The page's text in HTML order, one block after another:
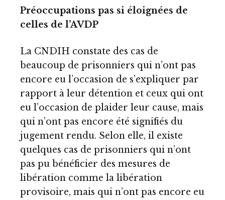
Préoccupations pas si éloignées de
celles de l’AVDP
La CNDIH constate des cas de
beaucoup de prisonniers qui n’ont pas
encore eu l’occasion de s’expliquer par
rapport à leur détention et ceux qui ont
eu l’occasion de plaider leur cause, mais
qui n’ont pas encore été signifiés du
jugement rendu. Selon elle, il existe
quelques cas de prisonniers qui n’ont
pas pu bénéficier des mesures de
libération comme la libération
provisoire, mais qui n’ont pas encore eu